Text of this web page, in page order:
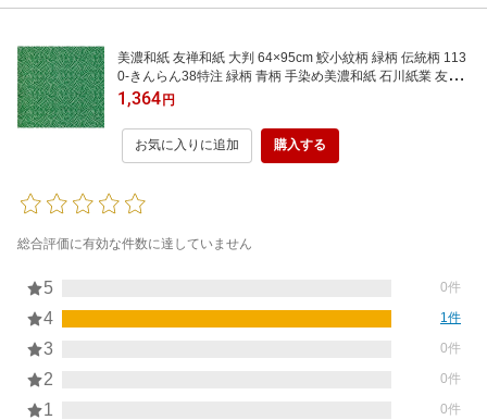
美濃和紙 友禅和紙 大判 64×95cm 鮫小紋柄 緑柄 伝統柄 113
0-きんらん38特注 緑柄 青柄 手染め美濃和紙 石川紙業 友禅
和紙 和柄 和風 和模様 千代紙 折り紙 ちぎり絵 包装紙 手芸
材料 用品 工作 生地 用紙 人形 教室 文化 教育 工作 民芸 鮫小
紋 みどり 緑 大きい
1,364円
お気に入りに追加 購入する
総合評価に有効な件数に達していません
5 0件
4 1件
3 0件
2 0件
1 0件